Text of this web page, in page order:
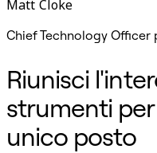
Matt Cloke
Chief Technology Officer
Riunisci
strumenti
unico posto